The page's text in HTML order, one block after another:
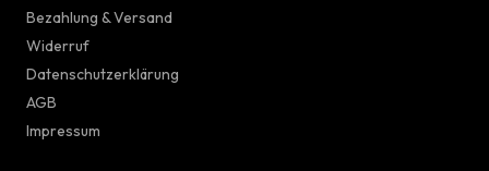
Bezahlung & Versand
Widerruf
Datenschutzerklärung
AGB
Impressum